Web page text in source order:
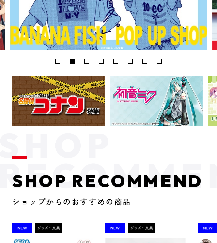
SHOP RECOMMEND
ショップからのおすすめの商品